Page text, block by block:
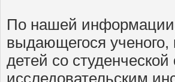
По нашей
выдающегося ученого,
детей со
исследовательским